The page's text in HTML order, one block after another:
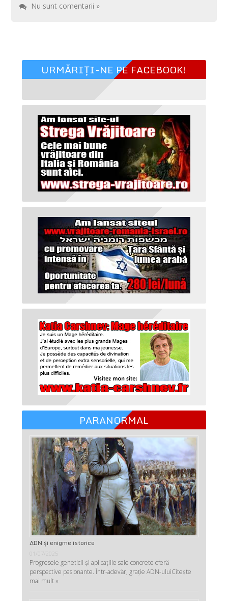
Nu sunt comentarii »
URMĂRIȚI-NE PE FACEBOOK!
PARANORMAL
ADN şi enigme istorice
01/07/2025
Progresele geneticii şi aplicaţiile sale concrete oferă
perspective pasionante. Într-adevăr, graţie ADN-uluiCitește
mai mult »